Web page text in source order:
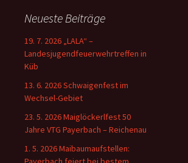
Neueste Beiträge
19. 7. 2026 „LALA“ –
Landesjugendfeuerwehrtreffen in
Küb
13. 6. 2026 Schwaigenfest im
Wechsel-Gebiet
23. 5. 2026 Maiglöckerlfest 50
Jahre VTG Payerbach – Reichenau
1. 5. 2026 Maibaumaufstellen: